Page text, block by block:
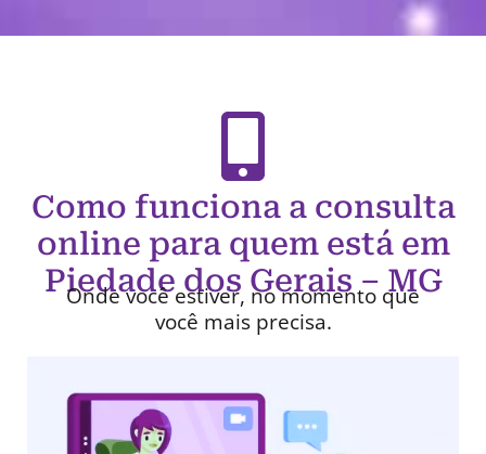
Como funciona a consulta
online para quem está em
Piedade dos Gerais – MG
Onde você estiver, no momento que
você mais precisa.